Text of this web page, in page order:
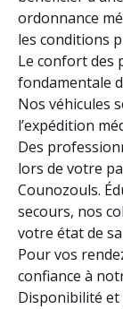
ordonnance
les conditions
Le confort des
fondamentale
Nos véhicules
l’expédition
Des
lors de votre
Counozouls.
secours, nos
votre état de
Pour vos
confiance à
Disponibilité